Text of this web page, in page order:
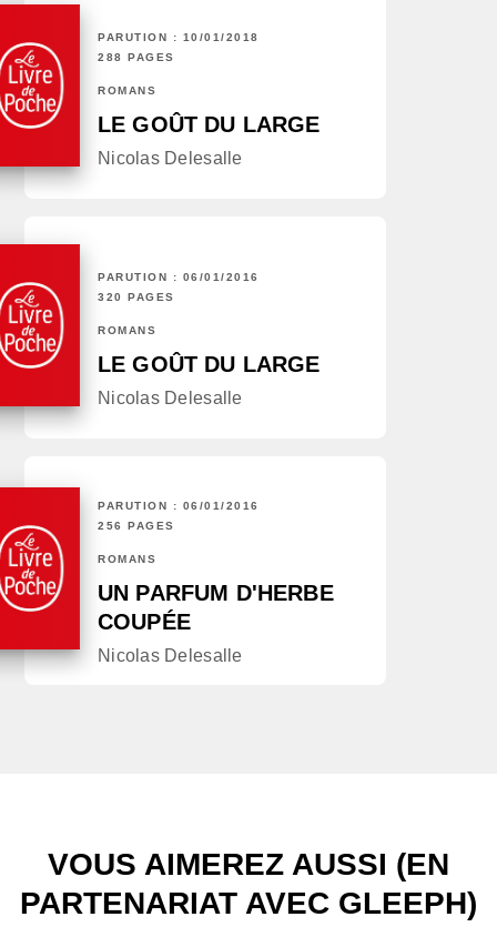
PARUTION : 10/01/2018
288 PAGES
ROMANS
LE GOÛT DU LARGE
Nicolas Delesalle
PARUTION : 06/01/2016
320 PAGES
ROMANS
LE GOÛT DU LARGE
Nicolas Delesalle
PARUTION : 06/01/2016
256 PAGES
ROMANS
UN PARFUM D'HERBE
COUPÉE
Nicolas Delesalle
VOUS AIMEREZ AUSSI (EN
PARTENARIAT AVEC GLEEPH)